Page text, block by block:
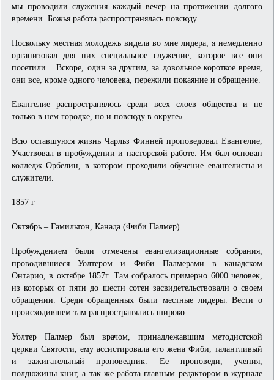
мы проводили служения каждый вечер на протяжении долгого
времени. Божья работа распространялась повсюду.
Поскольку местная молодежь видела во мне лидера, я немедленно
организовал для них специальное служение, которое все они
посетили... Вскоре, один за другим, за довольное короткое время,
они все, кроме одного человека, пережили покаяние и обращение.
Евангелие распространялось среди всех слоев общества и не
только в нем городке, но и повсюду в округе».
Всю оставшуюся жизнь Чарльз Финней проповедовал Евангелие,
Участвовал в пробуждении и пасторской работе. Им был основан
колледж Орбелин, в котором проходили обучение евангелисты и
служители.
1857 г
Октябрь – Гамильтон, Канада (Фиби Палмер)
Пробуждением были отмечены евангелизационные собрания,
проводившиеся Уолтером и Фиби Палмерами в канадском
Онтарио, в октябре 1857г. Там собралось примерно 6000 человек,
из которых от пяти до шести сотен засвидетельствовали о своем
обращении. Среди обращенных были местные лидеры. Вести о
происходившем там распространялись широко.
Уолтер Палмер был врачом, принадлежавшим методистской
церкви Святости, ему ассистировала его жена Фиби, талантливый
и зажигательный проповедник. Ее проповеди, учения,
полдюжины книг, а так же работа главным редактором в журнале